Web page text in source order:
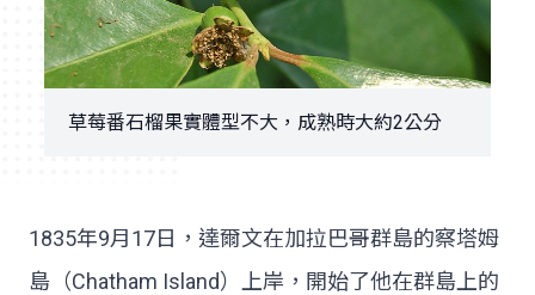
草莓番石榴果實體型不大，成熟時大約2公分
1835年9月17日，達爾文在加拉巴哥群島的察塔姆
島（Chatham Island）上岸，開始了他在群島上的